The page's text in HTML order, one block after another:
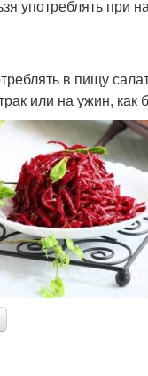
употреблять при
в пищу
или на ужин, как